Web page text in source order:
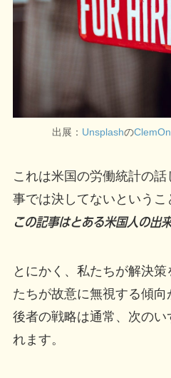
出展： Unsplashの
これは米国の労働統計の
事では決してないというこ
この記事はとある米国人の出
とにかく、私たちが解決
たちが故意に無視する傾
後者の戦略は通常、次のい
れます。